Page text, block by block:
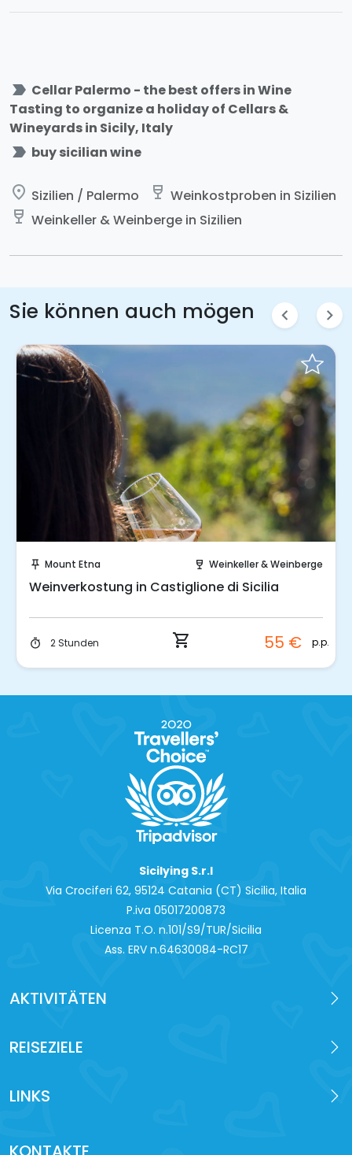
label_important Cellar Palermo - the best offers in Wine
Tasting to organize a holiday of Cellars &
Wineyards in Sicily, Italy
label_important buy sicilian wine
place Sizilien / Palermo wine_bar Weinkostproben in Sizilien
wine_bar Weinkeller & Weinberge in Sizilien
Sie können auch mögen chevron_left chevron_right
push_pin Mount Etna wine_bar Weinkeller & Weinberge
Weinverkostung in Castiglione di Sicilia
timer 2 Stunden shopping_cart 55 € p.p.
Sicilying S.r.l
Via Crociferi 62, 95124 Catania (CT) Sicilia, Italia
P.iva 0‍5017200873
Licenza T.O. n.101/S9/TUR/Sicilia
Ass. ERV n.64630084-RC17
AKTIVITÄTEN
REISEZIELE
LINKS